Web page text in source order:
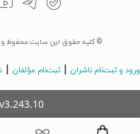
© کلیه حقوق این سایت محفوظ و
ورود و ثبت‌نام ناشران ثبت‌نام مؤلفان
v3.243.10